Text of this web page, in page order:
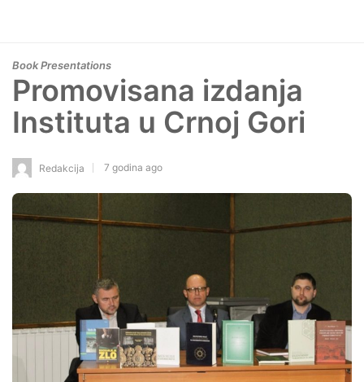
Book Presentations
Promovisana izdanja
Instituta u Crnoj Gori
Redakcija 7 godina ago